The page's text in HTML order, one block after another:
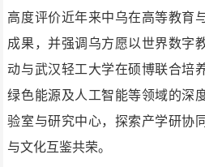
高度评价近年来中乌在高等教育
成果，并强调乌方愿以世界数字
动与武汉轻工大学在硕博联合培
绿色能源及人工智能等领域的深
验室与研究中心，探索产学研协
与文化互鉴共荣。